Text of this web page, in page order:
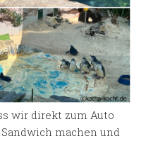
wir direkt zum Auto
machen und